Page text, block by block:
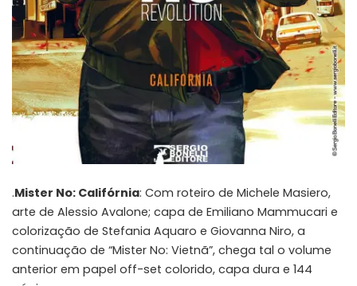
.Mister No: Califórnia: Com roteiro de Michele Masiero,
arte de Alessio Avalone; capa de Emiliano Mammucari e
colorização de Stefania Aquaro e Giovanna Niro, a
continuação de “Mister No: Vietnã”, chega tal o volume
anterior em papel off-set colorido, capa dura e 144